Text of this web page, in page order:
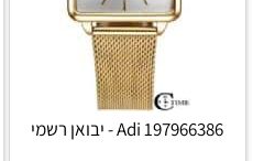
Adi 197966386 - יבואן רשמי